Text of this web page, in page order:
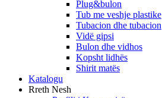
Plug&bulon
Tub me veshje plastike
Tubacion dhe tubacion
Vidë gipsi
Bulon dhe vidhos
Kopsht lidhës
Shirit matës
Katalogu
Rreth Nesh